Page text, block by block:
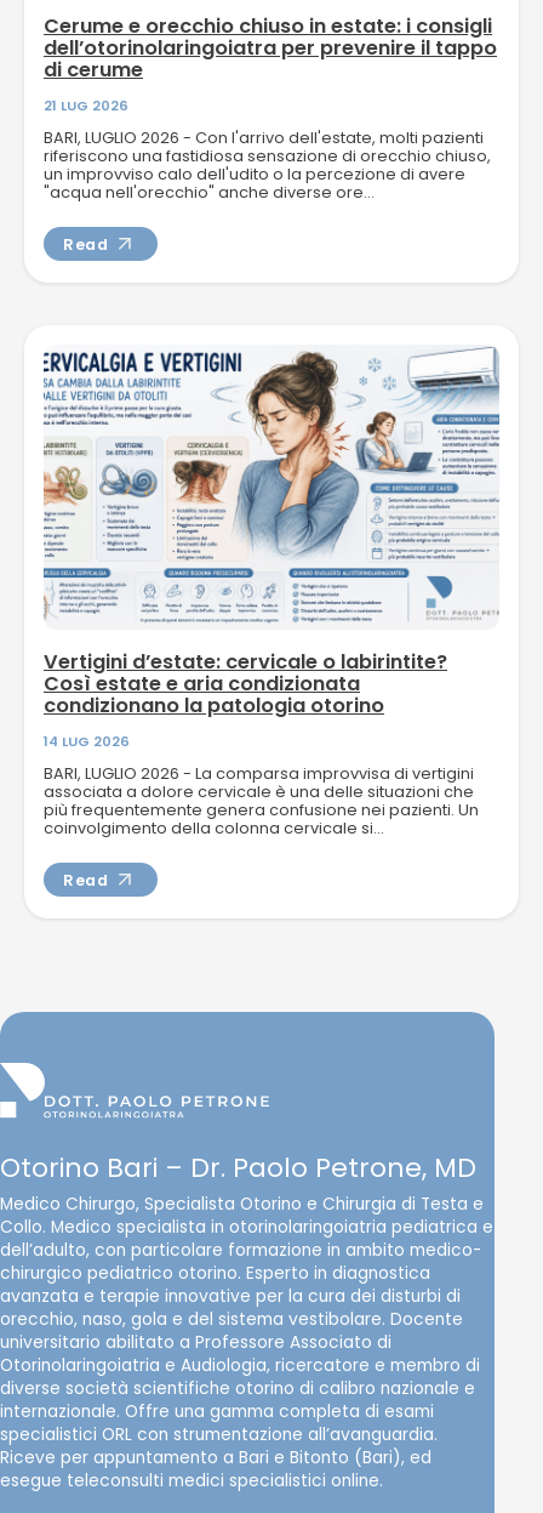
Cerume e orecchio chiuso in estate: i consigli
dell’otorinolaringoiatra per prevenire il tappo
di cerume
21 LUG 2026
BARI, LUGLIO 2026 - Con l'arrivo dell'estate, molti pazienti
riferiscono una fastidiosa sensazione di orecchio chiuso,
un improvviso calo dell'udito o la percezione di avere
"acqua nell'orecchio" anche diverse ore...
Read
Vertigini d’estate: cervicale o labirintite?
Così estate e aria condizionata
condizionano la patologia otorino
14 LUG 2026
BARI, LUGLIO 2026 - La comparsa improvvisa di vertigini
associata a dolore cervicale è una delle situazioni che
più frequentemente genera confusione nei pazienti. Un
coinvolgimento della colonna cervicale si...
Read
Otorino Bari – Dr. Paolo Petrone, MD
Medico Chirurgo, Specialista Otorino e Chirurgia di Testa e
Collo. Medico specialista in otorinolaringoiatria pediatrica e
dell’adulto, con particolare formazione in ambito medico-
chirurgico pediatrico otorino. Esperto in diagnostica
avanzata e terapie innovative per la cura dei disturbi di
orecchio, naso, gola e del sistema vestibolare. Docente
universitario abilitato a Professore Associato di
Otorinolaringoiatria e Audiologia, ricercatore e membro di
diverse società scientifiche otorino di calibro nazionale e
internazionale. Offre una gamma completa di esami
specialistici ORL con strumentazione all’avanguardia.
Riceve per appuntamento a Bari e Bitonto (Bari), ed
esegue teleconsulti medici specialistici online.